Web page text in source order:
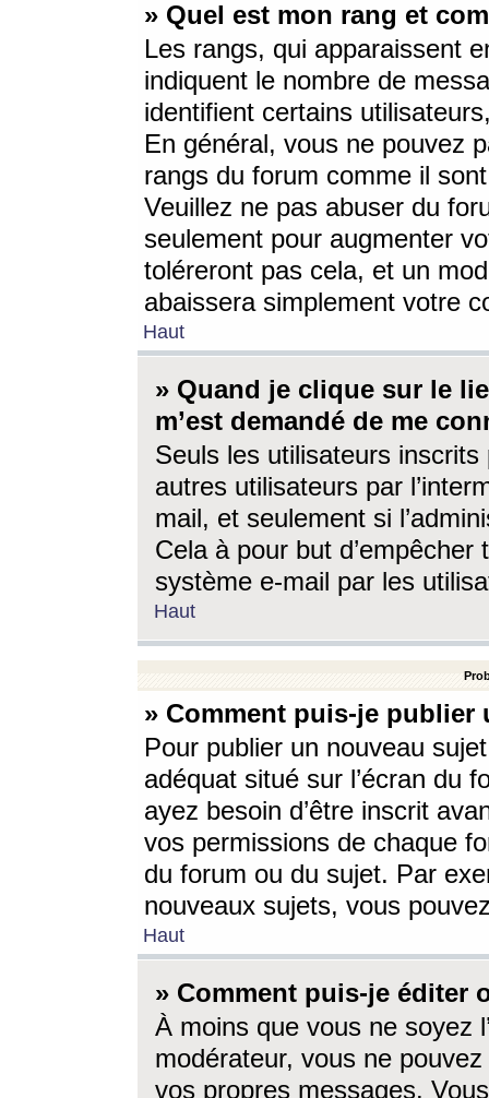
» Quel est mon rang et
Les rangs, qui apparaissent
indiquent le nombre de
identifient certains
En général, vous ne pouvez
rangs du forum comme il
Veuillez ne pas abuser du
seulement pour augmenter
toléreront pas cela, et un
abaissera simplement votre
Haut
» Quand je clique sur le
m’est demandé de me
Seuls les utilisateurs
autres utilisateurs par
mail, et seulement si
Cela à pour but
système e-mail par les
Haut
» Comment puis-je
Pour publier un nouveau
adéquat situé sur l’écran du
ayez besoin d’être inscrit
vos permissions de chaque
du forum ou du sujet. Par
nouveaux sujets, vous
Haut
» Comment puis-je éditer
À moins que vous ne soyez
modérateur, vous ne
vos propres messages.